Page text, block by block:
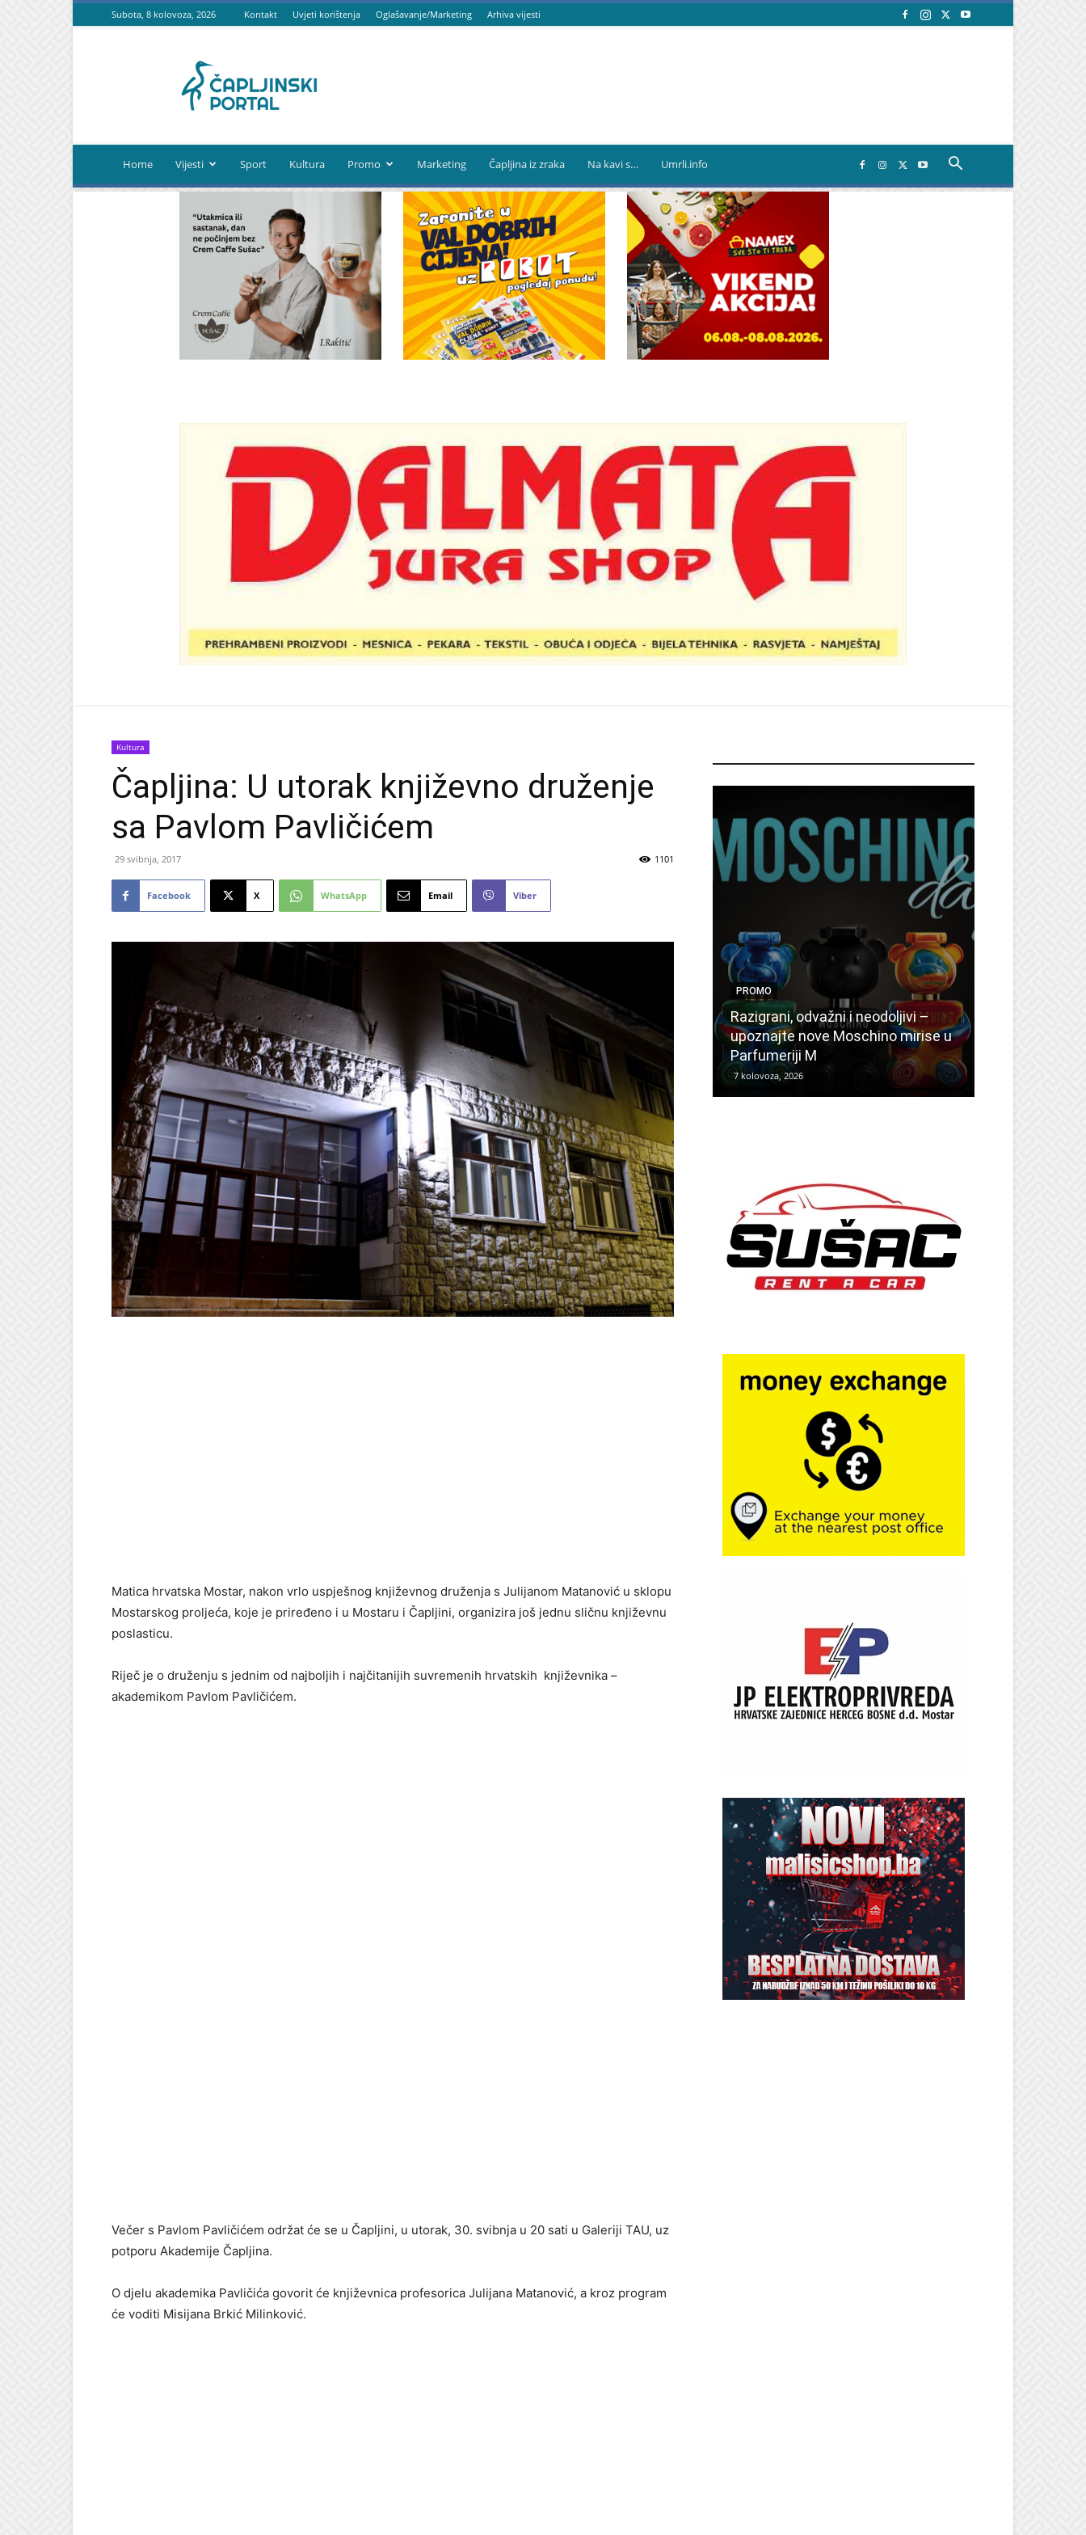
Subota, 8 kolovoza, 2026 Kontakt Uvjeti korištenja Oglašavanje/Marketing Arhiva vijesti
portal
Home Vijesti Sport Kultura Promo Marketing Čapljina iz zraka Na kavi s… Umrli.info
Kultura
Čapljina: U utorak književno druženje
sa Pavlom Pavličićem
29 svibnja, 2017 1101
Facebook X WhatsApp Email Viber
Matica hrvatska Mostar, nakon vrlo uspješnog književnog druženja s Julijanom Matanović u sklopu
Mostarskog proljeća, koje je priređeno i u Mostaru i Čapljini, organizira još jednu sličnu književnu
poslasticu.
Riječ je o druženju s jednim od najboljih i najčitanijih suvremenih hrvatskih književnika –
akademikom Pavlom Pavličićem.
Večer s Pavlom Pavličićem održat će se u Čapljini, u utorak, 30. svibnja u 20 sati u Galeriji TAU, uz
potporu Akademije Čapljina.
O djelu akademika Pavličića govorit će književnica profesorica Julijana Matanović, a kroz program
će voditi Misijana Brkić Milinković.
PROMO
Razigrani, odvažni i neodoljivi –
upoznajte nove Moschino mirise u
Parfumeriji M
7 kolovoza, 2026